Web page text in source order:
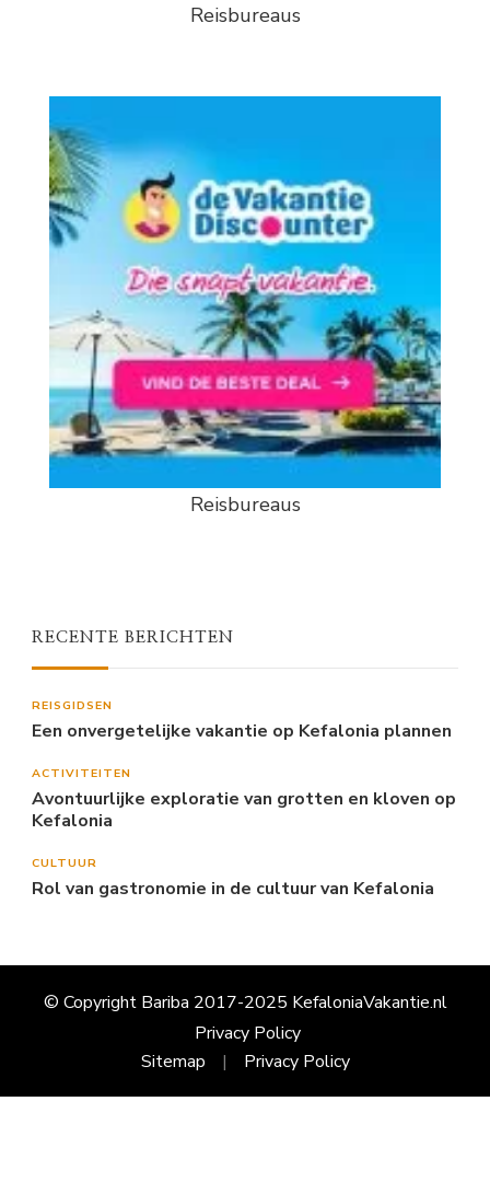
Reisbureaus
Reisbureaus
RECENTE BERICHTEN
REISGIDSEN
Een onvergetelijke vakantie op Kefalonia plannen
ACTIVITEITEN
Avontuurlijke exploratie van grotten en kloven op
Kefalonia
CULTUUR
Rol van gastronomie in de cultuur van Kefalonia
© Copyright Bariba 2017-2025 KefaloniaVakantie.nl
Privacy Policy
Sitemap
Privacy Policy